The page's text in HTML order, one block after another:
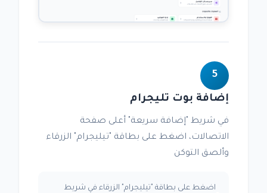
5
إضافة بوت تليجرام
في شريط "إضافة سريعة" أعلى صفحة
الاتصالات، اضغط على بطاقة "تيليجرام" الزرقاء
وألصق التوكن
اضغط على بطاقة "تيليجرام" الزرقاء في شريط